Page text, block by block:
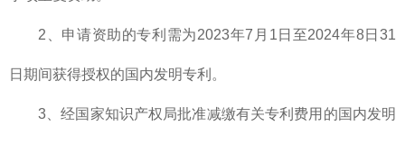
2、申请资助的专利需为2023年7月1日至2024年8日31
日期间获得授权的国内发明专利。
3、经国家知识产权局批准减缴有关专利费用的国内发明